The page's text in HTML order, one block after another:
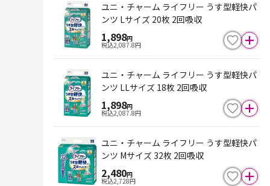
ユニ・チャーム ライフリー うす型軽快パ
ンツ Lサイズ 20枚 2回吸収
1,898円
税込2,087.8円
ユニ・チャーム ライフリー うす型軽快パ
ンツ LLサイズ 18枚 2回吸収
1,898円
税込2,087.8円
ユニ・チャーム ライフリー うす型軽快パ
ンツ Mサイズ 32枚 2回吸収
2,480円
税込2,728円